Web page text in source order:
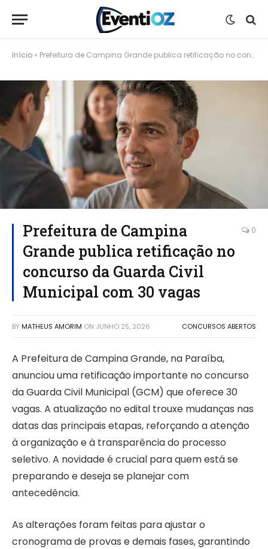
Início » Prefeitura de Campina Grande publica retificação no concurso da Guarda Civil Municipal com 30 vagas
Prefeitura de Campina
Grande publica retificação no
concurso da Guarda Civil
Municipal com 30 vagas
0
BY MATHEUS AMORIM ON JUNHO 25, 2026 CONCURSOS ABERTOS
A Prefeitura de Campina Grande, na Paraíba,
anunciou uma retificação importante no concurso
da Guarda Civil Municipal (GCM) que oferece 30
vagas. A atualização no edital trouxe mudanças nas
datas das principais etapas, reforçando a atenção
à organização e à transparência do processo
seletivo. A novidade é crucial para quem está se
preparando e deseja se planejar com
antecedência.
As alterações foram feitas para ajustar o
cronograma de provas e demais fases, garantindo